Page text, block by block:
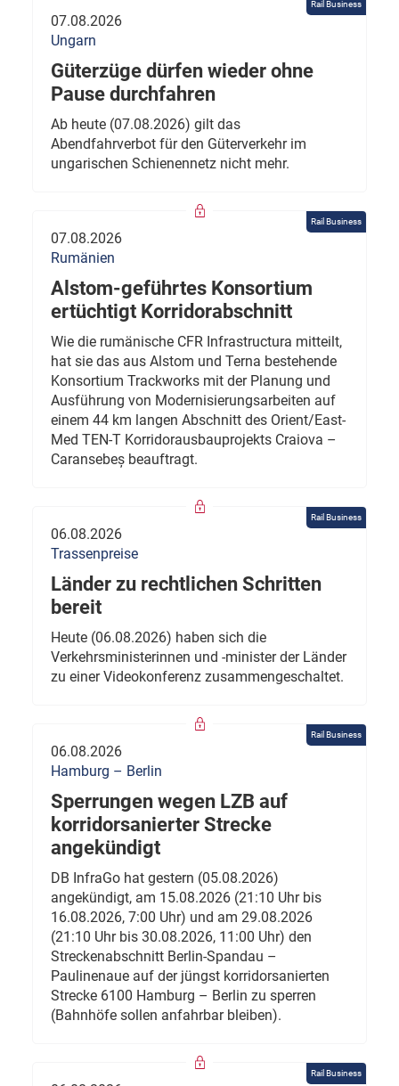
Rail Business
07.08.2026
Ungarn
Güterzüge dürfen wieder ohne
Pause durchfahren
Ab heute (07.08.2026) gilt das
Abendfahrverbot für den Güterverkehr im
ungarischen Schienennetz nicht mehr.
Rail Business
07.08.2026
Rumänien
Alstom-geführtes Konsortium
ertüchtigt Korridorabschnitt
Wie die rumänische CFR Infrastructura mitteilt,
hat sie das aus Alstom und Terna bestehende
Konsortium Trackworks mit der Planung und
Ausführung von Modernisierungsarbeiten auf
einem 44 km langen Abschnitt des Orient/East-
Med TEN-T Korridorausbauprojekts Craiova –
Caransebeș beauftragt.
Rail Business
06.08.2026
Trassenpreise
Länder zu rechtlichen Schritten
bereit
Heute (06.08.2026) haben sich die
Verkehrsministerinnen und -minister der Länder
zu einer Videokonferenz zusammengeschaltet.
Rail Business
06.08.2026
Hamburg – Berlin
Sperrungen wegen LZB auf
korridorsanierter Strecke
angekündigt
DB InfraGo hat gestern (05.08.2026)
angekündigt, am 15.08.2026 (21:10 Uhr bis
16.08.2026, 7:00 Uhr) und am 29.08.2026
(21:10 Uhr bis 30.08.2026, 11:00 Uhr) den
Streckenabschnitt Berlin-Spandau –
Paulinenaue auf der jüngst korridorsanierten
Strecke 6100 Hamburg – Berlin zu sperren
(Bahnhöfe sollen anfahrbar bleiben).
Rail Business